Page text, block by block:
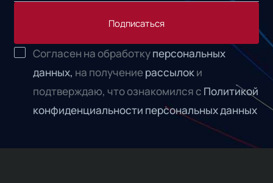
Подписаться
Согласен на обработкуперсональных
данных, на получениерассылоки
подтверждаю, что ознакомился с Политикой
конфиденциальности персональных данных